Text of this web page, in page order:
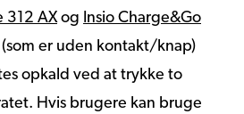
312 AXog Insio Charge&Go
er uden kontakt/knap)
opkald ved at trykke to
Hvis brugere kan bruge